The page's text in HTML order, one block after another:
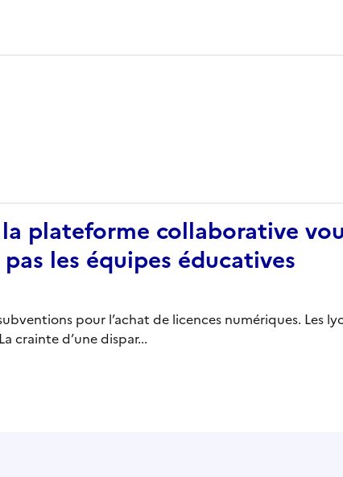
la plateforme collaborative
les équipes éducatives
pour l’achat de licences numériques. Les
crainte d’une dispar...